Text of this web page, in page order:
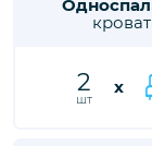
2
шт
x